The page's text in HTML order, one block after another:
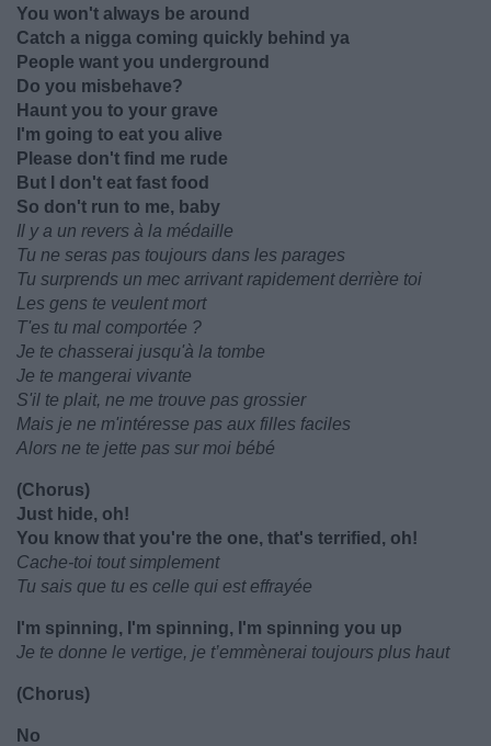
You won't always be around
Catch a nigga coming quickly behind ya
People want you underground
Do you misbehave?
Haunt you to your grave
I'm going to eat you alive
Please don't find me rude
But I don't eat fast food
So don't run to me, baby
Il y a un revers à la médaille
Tu ne seras pas toujours dans les parages
Tu surprends un mec arrivant rapidement derrière toi
Les gens te veulent mort
T'es tu mal comportée ?
Je te chasserai jusqu'à la tombe
Je te mangerai vivante
S'il te plait, ne me trouve pas grossier
Mais je ne m'intéresse pas aux filles faciles
Alors ne te jette pas sur moi bébé
(Chorus)
Just hide, oh!
You know that you're the one, that's terrified, oh!
Cache-toi tout simplement
Tu sais que tu es celle qui est effrayée
I'm spinning, I'm spinning, I'm spinning you up
Je te donne le vertige, je t’emmènerai toujours plus haut
(Chorus)
No